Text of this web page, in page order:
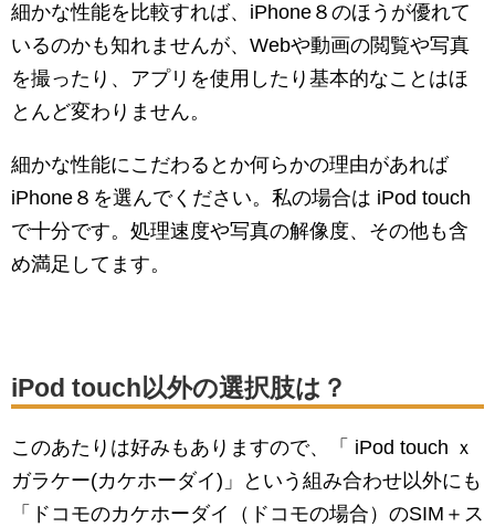
細かな性能を比較すれば、iPhone８のほうが優れて
いるのかも知れませんが、Webや動画の閲覧や写真
を撮ったり、アプリを使用したり基本的なことはほ
とんど変わりません。
細かな性能にこだわるとか何らかの理由があれば
iPhone８を選んでください。私の場合は iPod touch
で十分です。処理速度や写真の解像度、その他も含
め満足してます。
iPod touch以外の選択肢は？
このあたりは好みもありますので、「 iPod touch ｘ
ガラケー(カケホーダイ)」という組み合わせ以外にも
「ドコモのカケホーダイ（ドコモの場合）のSIM＋ス